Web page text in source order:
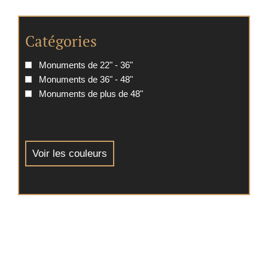
Catégories
Monuments de 22" - 36"
Monuments de 36" - 48"
Monuments de plus de 48"
Voir les couleurs